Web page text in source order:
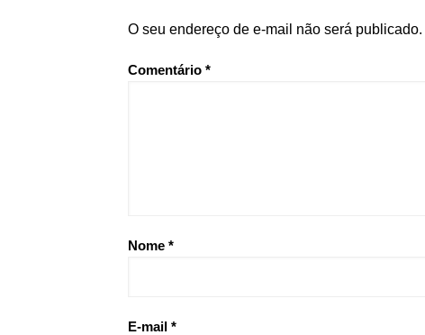
O seu endereço de e-mail não será publicado.
Comentário *
Nome *
E-mail *